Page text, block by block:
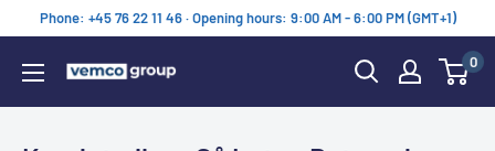
contenido
Phone: +45 76 22 11 46 · Opening hours: 9:00 AM - 6:00 PM (GMT+1)
Vemco
Group
0